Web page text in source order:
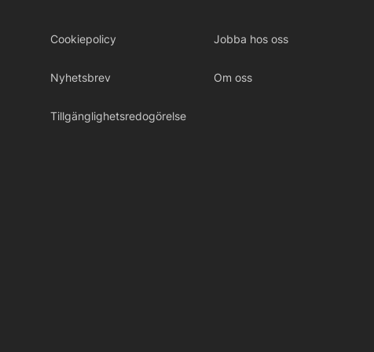
Cookiepolicy Jobba hos oss
Nyhetsbrev Om oss
Tillgänglighetsredogörelse